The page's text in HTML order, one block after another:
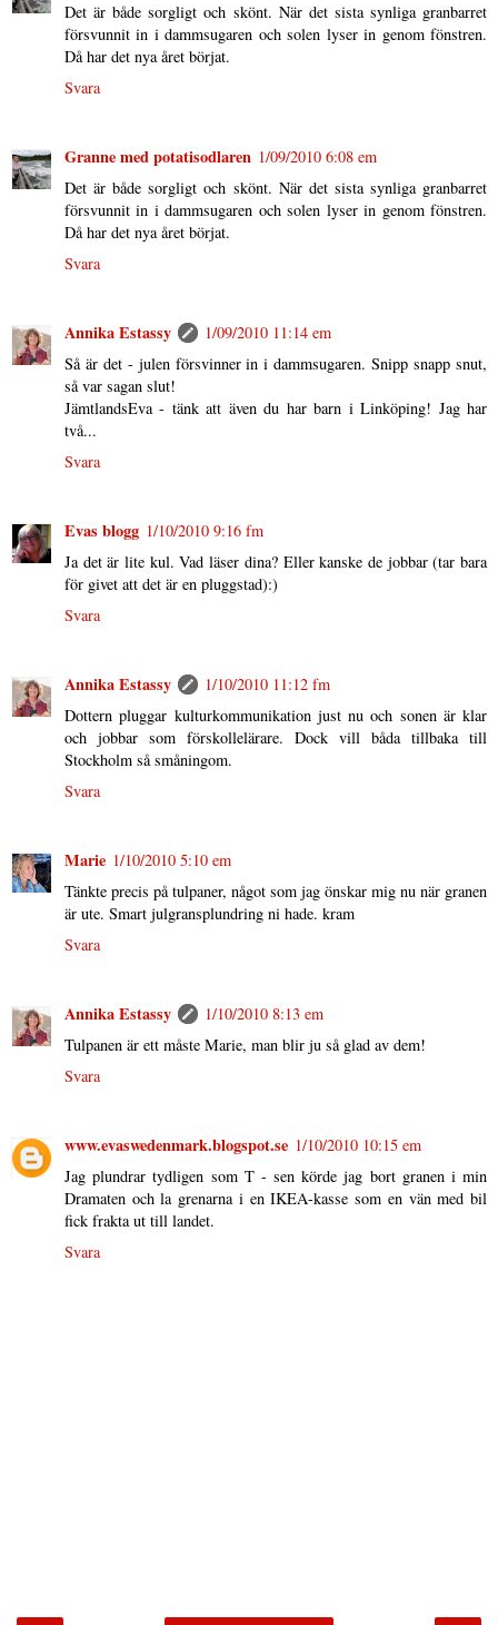
Det är både sorgligt och skönt. När det sista synliga granbarret
försvunnit in i dammsugaren och solen lyser in genom fönstren.
Då har det nya året börjat.
Svara
Granne med potatisodlaren 1/09/2010 6:08 em
Det är både sorgligt och skönt. När det sista synliga granbarret
försvunnit in i dammsugaren och solen lyser in genom fönstren.
Då har det nya året börjat.
Svara
Annika Estassy
1/09/2010 11:14 em
Så är det - julen försvinner in i dammsugaren. Snipp snapp snut,
så var sagan slut!
JämtlandsEva - tänk att även du har barn i Linköping! Jag har
två...
Svara
Evas blogg 1/10/2010 9:16 fm
Ja det är lite kul. Vad läser dina? Eller kanske de jobbar (tar bara
för givet att det är en pluggstad):)
Svara
Annika Estassy
1/10/2010 11:12 fm
Dottern pluggar kulturkommunikation just nu och sonen är klar
och jobbar som förskollelärare. Dock vill båda tillbaka till
Stockholm så småningom.
Svara
Marie 1/10/2010 5:10 em
Tänkte precis på tulpaner, något som jag önskar mig nu när granen
är ute. Smart julgransplundring ni hade. kram
Svara
Annika Estassy
1/10/2010 8:13 em
Tulpanen är ett måste Marie, man blir ju så glad av dem!
Svara
www.evaswedenmark.blogspot.se 1/10/2010 10:15 em
Jag plundrar tydligen som T - sen körde jag bort granen i min
Dramaten och la grenarna i en IKEA-kasse som en vän med bil
fick frakta ut till landet.
Svara